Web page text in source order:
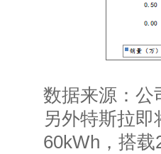
数据来源：公
另外特斯拉
60kWh，搭